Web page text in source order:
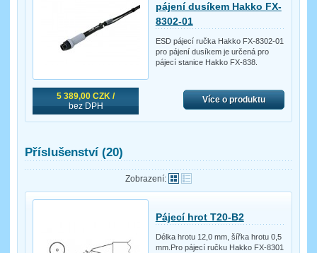
5 389,00 CZK /
bez DPH
pájení dusíkem Hakko FX-
8302-01
ESD pájecí ručka Hakko FX-8302-01
pro pájení dusíkem je určená pro
pájecí stanice Hakko FX-838.
Více o produktu
Příslušenství (20)
Zobrazení:
Pájecí hrot T20-B2
Délka hrotu 12,0 mm, šířka hrotu 0,5
mm.Pro pájecí ručku Hakko FX-8301